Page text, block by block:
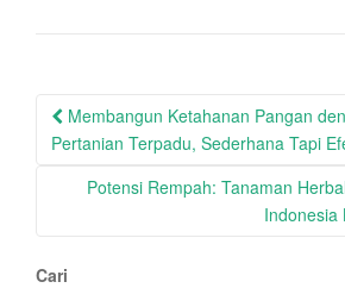
Post
navigation
Membangun Ketahanan Pangan
Pertanian Terpadu, Sederhana Tapi
Potensi Rempah: Tanaman
Indonesia
Cari